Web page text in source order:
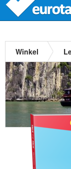
Winkel